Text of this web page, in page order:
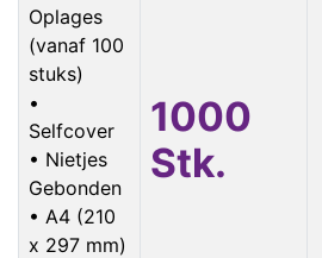
Oplages
(vanaf 100
stuks)
•
Selfcover
• Nietjes
Gebonden
• A4 (210
x 297 mm)
1000
Stk.